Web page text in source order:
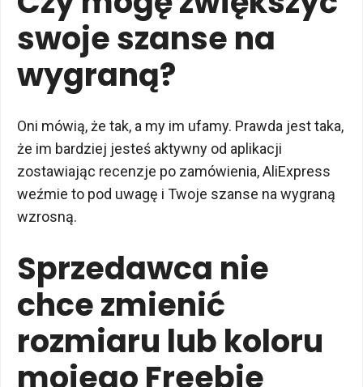
swoje szanse na
wygraną?
Oni mówią, że tak, a my im ufamy. Prawda jest taka,
że im bardziej jesteś aktywny od aplikacji
zostawiając recenzje po zamówienia, AliExpress
weźmie to pod uwagę i Twoje szanse na wygraną
wzrosną.
Sprzedawca nie
chce zmienić
rozmiaru lub koloru
mojego Freebie